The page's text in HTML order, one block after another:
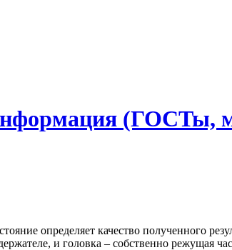
(ГОСТы,
определяет качество полученного
и головка – собственно режущая